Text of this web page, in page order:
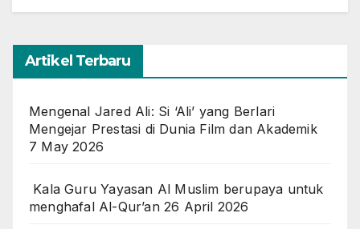
Artikel Terbaru
Mengenal Jared Ali: Si ‘Ali’ yang Berlari
Mengejar Prestasi di Dunia Film dan Akademik
7 May 2026
Kala Guru Yayasan Al Muslim berupaya untuk
menghafal Al-Qur’an 26 April 2026